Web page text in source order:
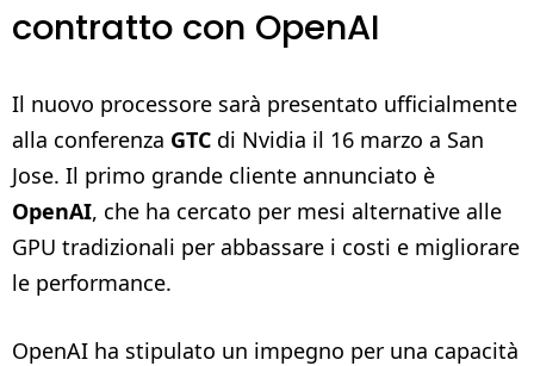
contratto con OpenAI
Il nuovo processore sarà presentato ufficialmente
alla conferenza GTC di Nvidia il 16 marzo a San
Jose. Il primo grande cliente annunciato è
OpenAI, che ha cercato per mesi alternative alle
GPU tradizionali per abbassare i costi e migliorare
le performance.
OpenAI ha stipulato un impegno per una capacità